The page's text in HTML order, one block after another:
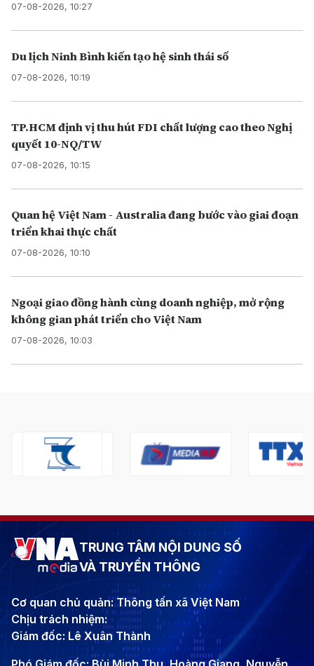
07-08-2026, 10:27
Du lịch Ninh Bình kiến tạo hệ sinh thái số
07-08-2026, 10:19
TP.HCM định vị thu hút FDI chất lượng cao theo Nghị
quyết 10-NQ/TW
07-08-2026, 10:15
Quan hệ Việt Nam - Australia đang bước vào giai đoạn
triển khai thực chất
07-08-2026, 10:10
Ngoại giao đồng hành cùng doanh nghiệp, mở rộng
không gian phát triển cho Việt Nam
07-08-2026, 10:03
TRUNG TÂM NỘI DUNG SỐ
VÀ TRUYỀN THÔNG
Cơ quan chủ quản: Thông tấn xã Việt Nam
Chịu trách nhiệm:
Giám đốc: Lê Xuân Thành